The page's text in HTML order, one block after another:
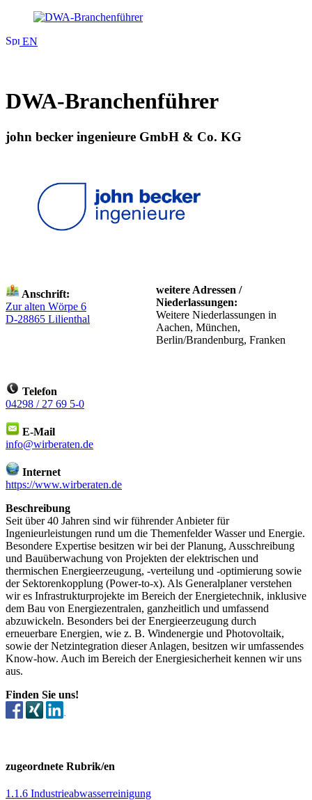
EN
DWA-Branchenführer
john becker ingenieure GmbH & Co. KG
Anschrift:
Zur alten Wörpe 6
D-28865 Lilienthal
weitere Adressen /
Niederlassungen:
Weitere Niederlassungen in
Aachen, München,
Berlin/Brandenburg, Franken
Telefon
04298 / 27 69 5-0
E-Mail
info@wirberaten.de
Internet
https://www.wirberaten.de
Beschreibung
Seit über 40 Jahren sind wir führender Anbieter für
Ingenieurleistungen rund um die Themenfelder Wasser und Energie.
Besondere Expertise besitzen wir bei der Planung, Ausschreibung
und Bauüberwachung von Projekten der elektrischen und
thermischen Energieerzeugung, -verteilung und -optimierung sowie
der Sektorenkopplung (Power-to-x). Als Generalplaner verstehen
wir es Infrastrukturprojekte im Bereich der Energietechnik, inklusive
dem Bau von Energiezentralen, ganzheitlich und umfassend
abzuwickeln. Besonders bei der Energieerzeugung durch
erneuerbare Energien, wie z. B. Windenergie und Photovoltaik,
sowie der Netzintegration dieser Anlagen, besitzen wir umfassendes
Know-how. Auch im Bereich der Energiesicherheit kennen wir uns
aus.
Finden Sie uns!
zugeordnete Rubrik/en
1.1.6 Industrieabwasserreinigung